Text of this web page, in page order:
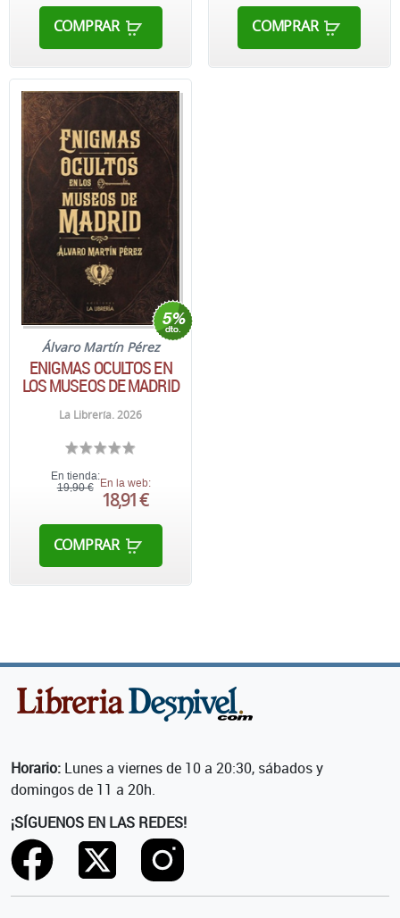
COMPRAR COMPRAR
Álvaro Martín Pérez
ENIGMAS OCULTOS EN
LOS MUSEOS DE MADRID
La Librería. 2026
En tienda:
19,90 € En la web:
18,91 €
COMPRAR
Horario: Lunes a viernes de 10 a 20:30, sábados y
domingos de 11 a 20h.
¡SÍGUENOS EN LAS REDES!